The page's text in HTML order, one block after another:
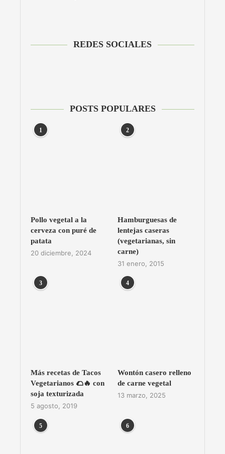
REDES SOCIALES
POSTS POPULARES
1
Pollo vegetal a la
cerveza con puré de
patata
20 diciembre, 2024
2
Hamburguesas de
lentejas caseras
(vegetarianas, sin
carne)
31 enero, 2015
3
Más recetas de Tacos
Vegetarianos 🌮🔥 con
soja texturizada
5 agosto, 2019
4
Wontón casero relleno
de carne vegetal
13 marzo, 2025
5 6